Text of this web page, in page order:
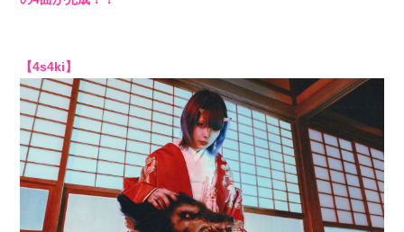
会員登録 ログイン
4log
movie
【4s4ki】